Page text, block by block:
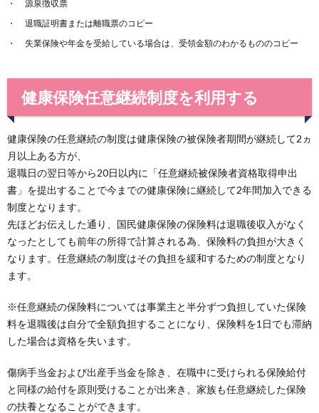
源泉徴収票
退職証明書または離職票のコピー
失業保険や年金を受給している場合は、受領金額のわかるもののコピー
健康保険任意継続制度を利用する
健康保険の任意継続の制度は健康保険の被保険者期間が継続して2ヵ
月以上ある方が、
退職日の翌日等から20日以内に「任意継続被保険者資格取得申出
書」を提出することで今までの健康保険に継続して2年間加入できる
制度となります。
先ほどお伝えした通り、国民健康保険の保険料は退職後収入がなく
なったとしても前年の所得で計算される為、保険料の負担が大きく
なります。任意継続の制度はその負担を緩和するための制度となり
ます。
※任意継続の保険料については事業主と半分ずつ負担していた保険
料を退職後は自分で全額負担することになり、保険料を1日でも滞納
した場合は資格を失います。
傷病手当金および出産手当金を除き、在職中に受けられる保険給付
と同様の給付を原則受けることが出来き、家族も任意継続した保険
の扶養となることができます。